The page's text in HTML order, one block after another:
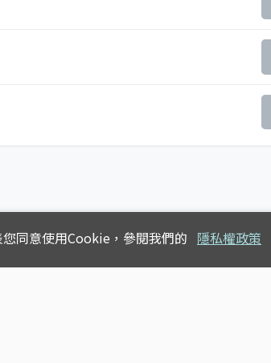
同意使用Cookie，參閱我們的 隱私權政策